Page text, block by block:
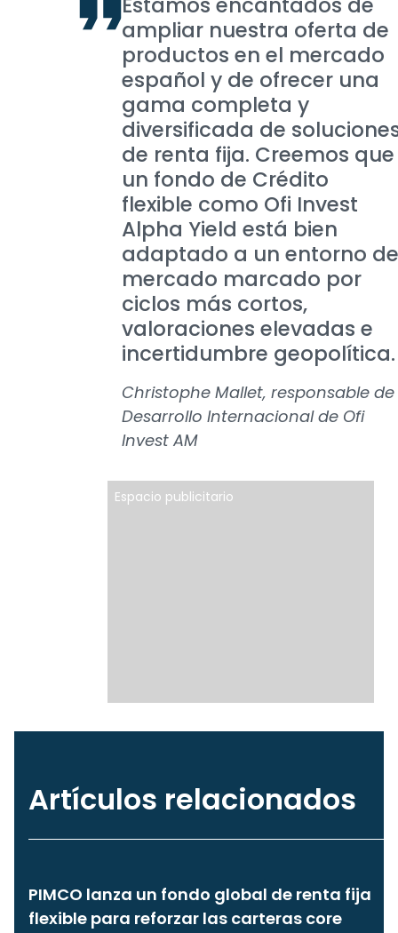
ampliar nuestra oferta de
productos en el mercado
español y de ofrecer una
gama completa y
diversificada de
de renta fija. Creemos que
un fondo de Crédito
flexible como Ofi Invest
Alpha Yield está bien
adaptado a un entorno de
mercado marcado por
ciclos más cortos,
valoraciones elevadas e
incertidumbre geopolítica.
Christophe Mallet, responsable de
Desarrollo Internacional de Ofi
Invest AM
Espacio publicitario
Artículos relacionados
PIMCO lanza un fondo global de renta fija
flexible para reforzar las carteras core